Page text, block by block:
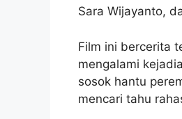
Sara Wijayanto,
Film ini bercerita
mengalami
sosok hantu
mencari tahu